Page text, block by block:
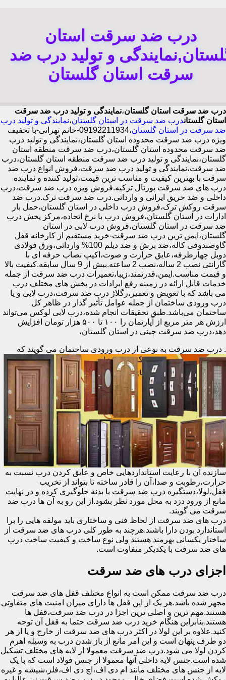
درب ضد سرقت استان
و تولید درب ضد
سرقت استان گلستان
درب ضد سرقت استان گلستان،نمایندگی و تولید درب ضد سرقت
استان گلستاندرب ضد سرقت در استان گلستان،نمایندگی و تولید درب
ضد سرقت در استان گلستان
،09192211934-خانم تهرانی-با تخفیف
ویژه درب ضد سرقت محدوده استان گلستان،نمایندگی و تولید درب
ضد سرقت محدوده استان گلستان،درب ضد سرقت منطقه استان
گلستان،نمایندگی و تولید درب ضد سرقت منطقه استان گلستان،درب
ضد سرقت،نمایندگی و تولید درب ضد سرقت،فروش انواع درب ضد
سرقت با بهترین کیفیت و مناسب ترین قیمت،تولید کننده و نماینده
درب های ضد سرقت پورتال ترکیه.فروش ویژه درب ضد سرقت،درب
داخلی و ضد حریق ایرانی و وارداتی.درب ضد سرقت ترک.درب ضد
سرقت روکش ترک،فروش درب داخلی در استان گلستان،حمل بار
ادارات در استان گلستان،فروش درب با نرخ اتحاده،مرکز پخش درب
ضد سرقت در استان گلستان،فروش درب لابی در استان
گلستان،ایمن ترین درب ضد سرقت-خرید مستقیم از کارخانه قفل
گاوصندوقی کاله،ضد برش و ضد دیلم 100% وارداتی،ورق فولادی
دوبل چهارطرفه،عایق حرارت و صوت،اکیپ نصاب حرفه ای با
گارانتی نصب 2 ساله،نصب 2 ساعته.بیش از 9 سال سابقه.کیفیت بالا
و قیمت مناسب.ایمن،قدرتمند،زیبا،تعمیرات درب ضد سرقت از جمله
خدمات قابل ارائه در زمینه رفع ایرادات در بخش های مختلف درب
می باشد که با تعویض و تعمیر،رگلاژ درب ضد سرقت،درب لابی و یا
درب ورودی ساختمان از جمله عوامل تأثیر گذار در ظاهر کل
ساختمان می‌باشد.طبق تحقیقات انجام شده،درب لابی لوکس می‌تواند
ارزش هر متر مربع از آپارتمان را ۱۰۰ تا ۵۰۰ هزار تومان افزایش
دهد،درب ضد سرقت چینی در استان گلستان،
. درب ضد سرقت به نوعی از درب ورودی ساختمان می گویند که
سازنده آن با رعایت استانداردهایی خاص و عایق کردن درب نسبت به
حرارت،رطوبت و صدا،آن را قادر ساخته تا بتواند از تخریب
قفل،لولا،دستگیره درب ضد سرقت یا بدنه جلوگیری کرده و در نهایت
مانع از ورود دزد به محل مورد نظر بشود.از این رو به آن ها درب ضد
سرقت می گویند.
درب های ضد سرقت از لحاظ فنی و ساختاری باید مولفه هایی را برا
استاندارد بودن دارا باشند.هرچند به طور کلی درب های ضد سرقت از
ساختار یکسانی بهرمند هستند ولی نوع ساخت و کیفیت ساخت درب
های ضد سرقت با یکدیکر متفاوت است.
اجزای درب های ضد سرقت
درب ضد سرقت ممکن است به انواع مختلف قفل های ضد سرقت
مجهز شده باشد.هر یک از این قفل ها دارای میزان امنیت های متفاوتی
هستند.مهم ترین و اصلی ترین اجزا در درب ضد سرقت،قفل ها
هستند.بنابراین هنگام خرید درب ضد سرقت حتما به قفل آن توجه
کنید.علاوه بر این لولا در اکثر درب های ضد سرقت از خارج و یا از هر
دو طرف پنهان است و این امر مانع از باز شدن درب به وسیله اهرم
کردن لولا می شود.درب ضد سرقت معمولا از لایه های مختلف تشکیل
شده است.جنس لایه داخلی آنها معمولا از جنس فولاد است که با یک
لایه از جنس های مختلف مانند ام دی اف،اچ دی اف،فلز،شیشه و غیره